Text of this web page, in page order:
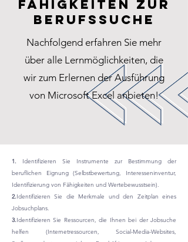
Fähigkeiten zur
Berufssuche
Nachfolgend erfahren Sie mehr
über alle Lernmöglichkeiten, die
wir zum Erlernen der Ausführung
von Microsoft Excel anbieten!
1. Identifizieren Sie Instrumente zur Bestimmung der
beruflichen Eignung (Selbstbewertung, Interesseninventur,
Identifizierung von Fähigkeiten und Wertebewusstsein).
2.Identifizieren Sie die Merkmale und den Zeitplan eines
Jobsuchplans.
3.Identifizieren Sie Ressourcen, die Ihnen bei der Jobsuche
helfen (Internetressourcen, Social-Media-Websites,